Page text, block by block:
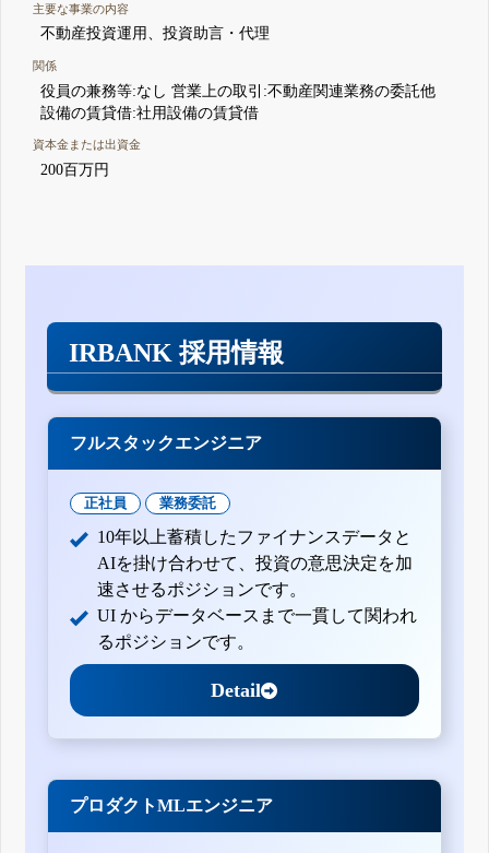
主要な事業の内容
不動産投資運用、投資助言・代理
関係
役員の兼務等:なし 営業上の取引:不動産関連業務の委託他
設備の賃貸借:社用設備の賃貸借
資本金または出資金
200百万円
IRBANK 採用情報
フルスタックエンジニア
正社員 業務委託
10年以上蓄積したファイナンスデータと
AIを掛け合わせて、投資の意思決定を加
速させるポジションです。
UI からデータベースまで一貫して関われ
るポジションです。
Detail
プロダクトMLエンジニア